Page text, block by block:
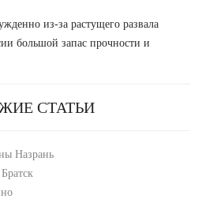
из-за растущего развала
большой запас прочности и
СТАТЬИ
Назрань